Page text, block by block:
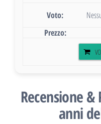
Recensione
anni